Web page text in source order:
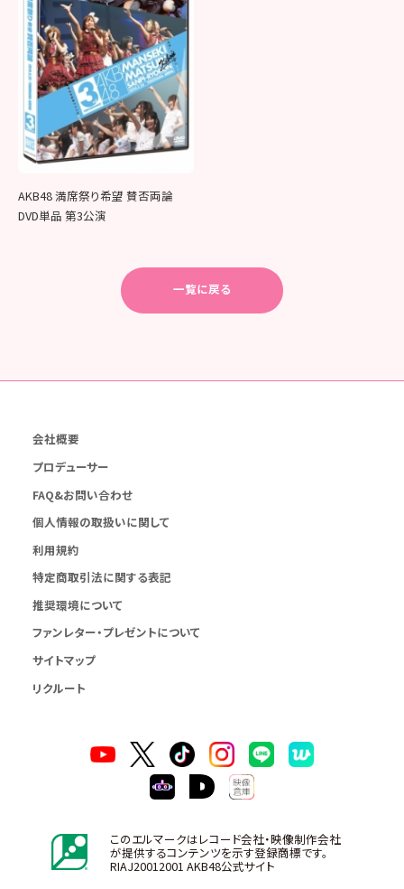
AKB48 満席祭り希望 賛否両論
DVD単品 第3公演
一覧に戻る
会社概要
プロデューサー
FAQ&お問い合わせ
個人情報の取扱いに関して
利用規約
特定商取引法に関する表記
推奨環境について
ファンレター・プレゼントについて
サイトマップ
リクルート
このエルマークはレコード会社・映像制作会社
が提供するコンテンツを示す登録商標です。
RIAJ20012001 AKB48公式サイト